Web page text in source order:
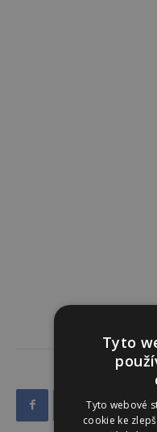
Tyto
Tyto webové
cookie ke